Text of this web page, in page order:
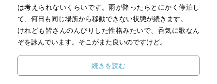
は考えられないくらいです。雨が降ったらとにかく停泊し
て、何日も同じ場所から移動できない状態が続きます。
けれども皆さんのんびりした性格みたいで、呑気に歌なん
ぞを詠んでいます。そこがまた良いのですけど。
当時は海が荒れたらそれを鎮めるために海神(ワダツミ)に捧
げ物をする風習があったみたいで、ちょっと信じられない
続きを読む